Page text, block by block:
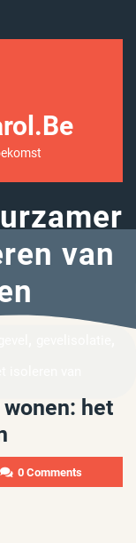
van
het
0 Comments